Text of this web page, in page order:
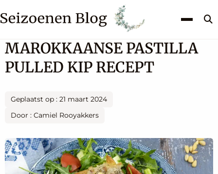
MAROKKAANSE PASTILLA
PULLED KIP RECEPT
Geplaatst op : 21 maart 2024
Door : Camiel Rooyakkers